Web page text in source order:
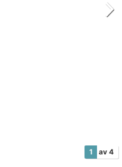
1 av 4